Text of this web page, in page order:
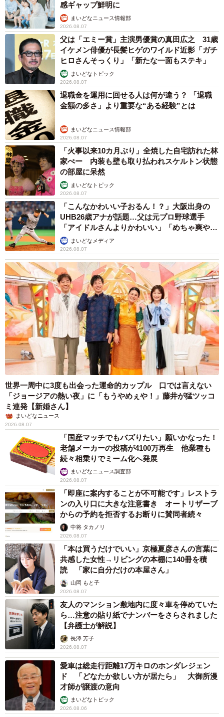
感ギャップ鮮明に
まいどなニュース情報部
2026.08.07
父は「エミー賞」主演男優賞の真田広之 31歳
イケメン俳優が長髪ヒゲのワイルド近影「ガチ
ヒロさんそっくり」「新たな一面もステキ」
まいどなトピック
2026.08.07
退職金を運用に回せる人は何が違う？ 「退職
金額の多さ」より重要な“ある経験”とは
まいどなニュース情報部
2026.08.07
「火事以来10カ月ぶり」全焼した自宅訪れた林
家ぺー 内装も壁も取り払われスケルトン状態
の部屋に呆然
まいどなトピック
2026.08.07
「こんなかわいい子おるん！？」大阪出身の
UHB26歳アナが話題…父は元プロ野球選手
「アイドルさんよりかわいい」「めちゃ爽や
か」まいどなメディア
2026.08.07
世界一周中に3度も出会った運命的カップル 口では言えない
「ジョージアの熱い夜」に「もうやめぇや！」藤井が猛ツッコ
ミ連発【新婚さん】
まいどなニュース
2026.08.07
「国産マッチでもバズりたい」願いかなった！
老舗メーカーの投稿が4100万再生 他業種も
続々相乗りでミーム化へ発展
まいどなニュース調査部
2026.08.07
「即座に案内することが不可能です」レストラ
ンの入り口に大きな注意書き オートリザーブ
からの予約を拒否するお断りに賛同者続々
中将 タカノリ
2026.08.07
「本は買うだけでいい」京極夏彦さんの言葉に
共感した女性→リビングの本棚に140冊を積
読 「家に自分だけの本屋さん」
山岡 もと子
2026.08.07
友人のマンション敷地内に度々車を停めていた
ら…注意の貼り紙でナンバーをさらされました
【弁護士が解説】
長澤 芳子
2026.08.07
愛車は総走行距離17万キロのホンダレジェン
ド 「どなたか欲しい方が居たら」 大御所漫
才師が譲渡の意向
まいどなトピック
2026.08.06